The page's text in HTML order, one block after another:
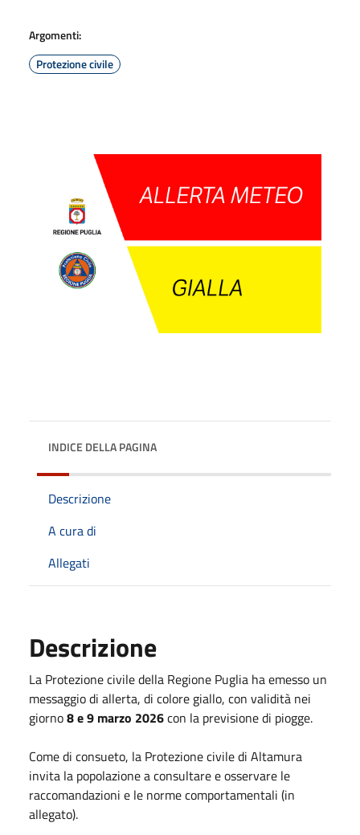
Argomenti:
Protezione civile
INDICE DELLA PAGINA
Descrizione
A cura di
Allegati
Descrizione
La Protezione civile della Regione Puglia ha emesso un
messaggio di allerta, di colore giallo, con validità nei
giorno8 e 9 marzo 2026con la previsione di piogge.
Come di consueto, la Protezione civile di Altamura
invita la popolazione a consultare e osservare le
raccomandazioni e le norme comportamentali (in
allegato).